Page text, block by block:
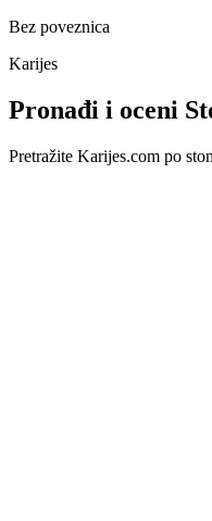
Bez poveznica
Karijes
Pronađi i oceni
Pretražite Karijes.com po